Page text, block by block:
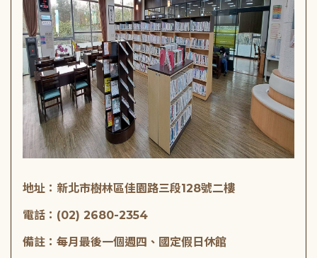
地址：新北市樹林區佳園路三段128號二樓
電話：(02) 2680-2354
備註：每月最後一個週四、國定假日休館